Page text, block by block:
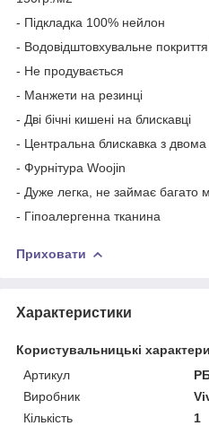
- Підкладка 100% нейлон
- Водовідштовхувальне
- Не продувається
- Манжети на резинці
- Дві бічні кишені на блискавці
- Центральна блискавка з двома
- Фурнітура Woojin
- Дуже легка, не займає багато
- Гіпоалергенна тканина
Приховати
Характеристики
Користувальницькі
Артикул
Виробник
Кількість
1